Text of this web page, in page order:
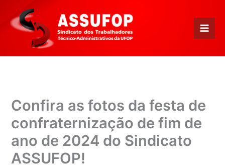
para
conteúdo
Confira as fotos da festa de
confraternização de fim de
ano de 2024 do Sindicato
ASSUFOP!